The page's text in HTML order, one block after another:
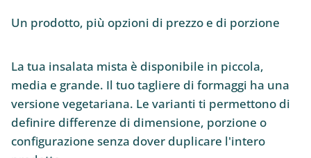
Un prodotto, più opzioni di prezzo e di porzione
La tua insalata mista è disponibile in piccola,
media e grande. Il tuo tagliere di formaggi ha una
versione vegetariana. Le varianti ti permettono di
definire differenze di dimensione, porzione o
configurazione senza dover duplicare l'intero